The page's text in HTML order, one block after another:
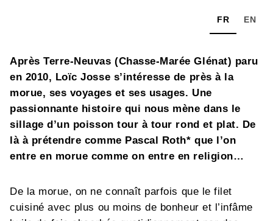
FR EN
Après Terre-Neuvas (Chasse-Marée Glénat) paru
en 2010, Loïc Josse s’intéresse de près à la
morue, ses voyages et ses usages. Une
passionnante histoire qui nous mène dans le
sillage d’un poisson tour à tour rond et plat. De
là à prétendre comme Pascal Roth* que l’on
entre en morue comme on entre en religion…
De la morue, on ne connaît parfois que le filet
cuisiné avec plus ou moins de bonheur et l’infâme